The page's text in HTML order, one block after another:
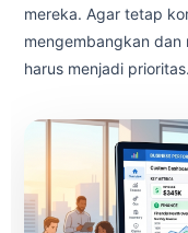
mereka. Agar tetap
mengembangkan dan
harus menjadi prioritas.